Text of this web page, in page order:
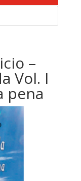
–
Vol. I
pena